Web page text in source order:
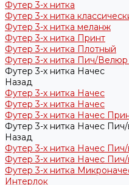
Футер 3-х нитка
Футер 3-х нитка
Футер 3-х нитка меланж
Футер 3-х нитка Принт
Футер 3-х нитка Плотный
Футер 3-х нитка Пич/
Футер 3-х нитка Начес
Назад
Футер 3-х нитка Начес
Футер 3-х нитка Начес
Футер 3-х нитка Начес
Футер 3-х нитка Начес
Назад
Футер 3-х нитка Начес
Футер 3-х нитка Начес
Футер 3-х нитка
Интерлок